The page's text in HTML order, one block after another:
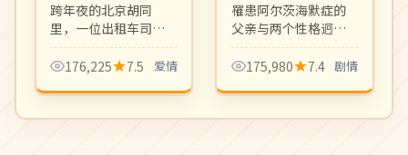
跨年夜的北京胡同
里，一位出租车司机
与一位刚分手的女乘
客度过最长的十二小
色都市爱情小品。
176,225 7.5 爱情
罹患阿尔茨海默症的
父亲与两个性格迥异
女儿的七年家庭日
常。平静叙述中藏着
日影的代表作。
175,980 7.4 剧情